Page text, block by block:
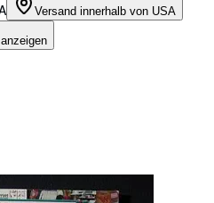
Versand innerhalb von USA